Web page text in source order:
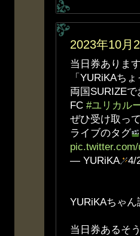
2023年10
当日券あります
「YURiKAち
両国SURIZE
FC #ユリカル
ぜひ受け取っ
ライブのタグ
— YURiKA
4/
YURiKAちゃ
当日券あるそ